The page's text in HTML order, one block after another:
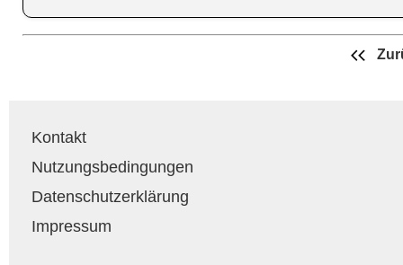
Kontakt
Nutzungsbedingungen
Datenschutzerklärung
Impressum